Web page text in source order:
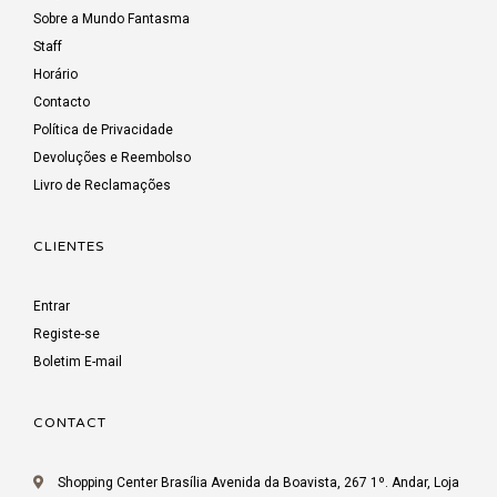
Sobre a Mundo Fantasma
Staff
Horário
Contacto
Política de Privacidade
Devoluções e Reembolso
Livro de Reclamações
CLIENTES
Entrar
Registe-se
Boletim E-mail
CONTACT
Shopping Center Brasília Avenida da Boavista, 267 1º. Andar, Loja